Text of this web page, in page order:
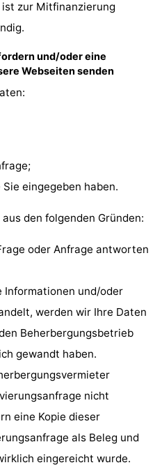
ist zur Mitfinanzierung
und/oder eine
Webseiten senden
eingegeben haben.
den folgenden Gründen:
oder Anfrage antworten
Informationen und/oder
werden wir Ihre Daten
Beherbergungsbetrieb
gewandt haben.
nicht
eine Kopie dieser
als Beleg und
eingereicht wurde.